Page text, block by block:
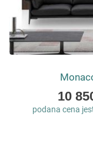
As
low
10
podana cena